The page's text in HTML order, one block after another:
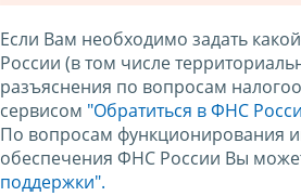
Если Вам необходимо задать
России (в том числе
разъяснения по вопросам
сервисом "Обратиться в ФНС
По вопросам функционирования
обеспечения ФНС России Вы
поддержки".